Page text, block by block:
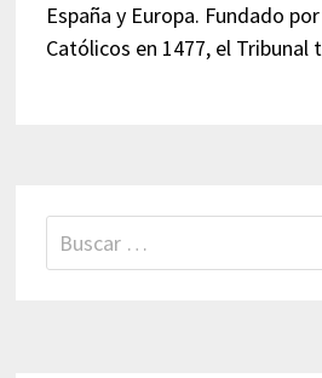
España y Europa. Fundado
Católicos en 1477, el
Buscar: